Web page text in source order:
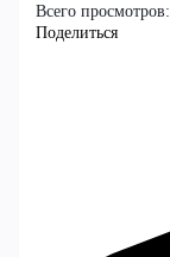
Всего просмотров:
Поделиться